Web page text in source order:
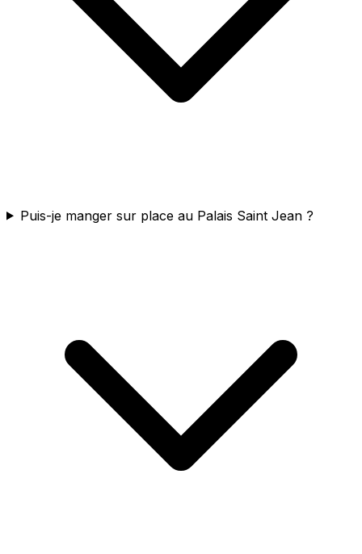
Puis-je manger sur place au Palais Saint Jean ?